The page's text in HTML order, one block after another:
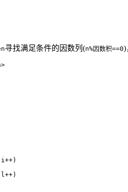
寻找满足条件的因数列(n%因数积==0)
i++)
l++)